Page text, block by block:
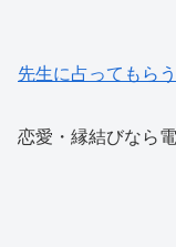
先生に占ってもらう
恋愛・縁結びなら